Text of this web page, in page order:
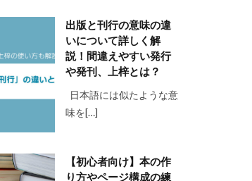
出版と刊行の意味の違
いについて詳しく解
説！間違えやすい発行
や発刊、上梓とは？
日本語には似たような意
味を[…]
【初心者向け】本の作
り方やページ構成の練